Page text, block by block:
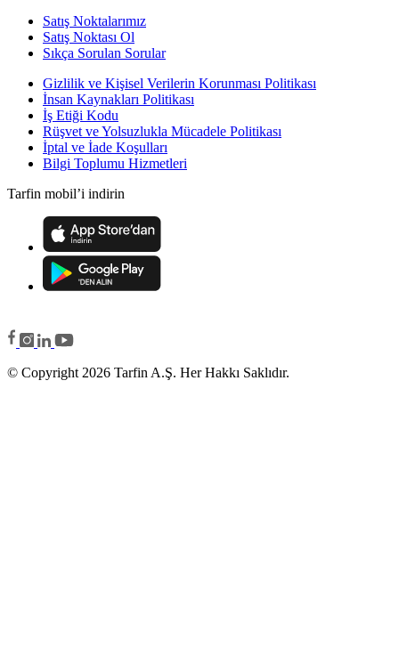
Satış Noktalarımız
Satış Noktası Ol
Sıkça Sorulan Sorular
Gizlilik ve Kişisel Verilerin Korunması Politikası
İnsan Kaynakları Politikası
İş Etiği Kodu
Rüşvet ve Yolsuzlukla Mücadele Politikası
İptal ve İade Koşulları
Bilgi Toplumu Hizmetleri
Tarfin mobil’i indirin
© Copyright 2026 Tarfin A.Ş. Her Hakkı Saklıdır.